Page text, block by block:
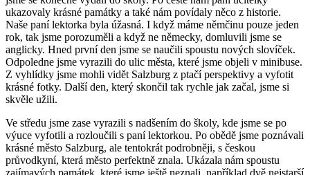
ukazovaly krásné památky a také nám povídaly něco z historie.
Naše paní lektorka byla úžasná. I když máme němčinu pouze jeden
rok, tak jsme porozuměli a když ne německy, domluvili jsme se
anglicky. Hned první den jsme se naučili spoustu nových slovíček.
Odpoledne jsme vyrazili do ulic města, které jsme objeli v minibuse.
Z vyhlídky jsme mohli vidět Salzburg z ptačí perspektivy a vyfotit
krásné fotky. Další den, který skončil tak rychle jak začal, jsme si
skvěle užili.
Ve středu jsme zase vyrazili s nadšením do školy, kde jsme se po
výuce vyfotili a rozloučili s paní lektorkou. Po obědě jsme poznávali
krásné město Salzburg, ale tentokrát podrobněji, s českou
průvodkyní, která město perfektně znala. Ukázala nám spoustu
zajímavých památek, které jsme ještě neznali, například dvě nejstarší